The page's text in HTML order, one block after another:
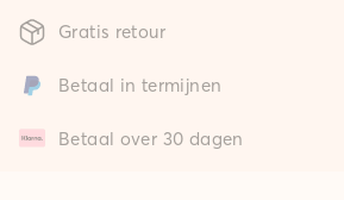
Gratis retour
Betaal in termijnen
Betaal over 30 dagen